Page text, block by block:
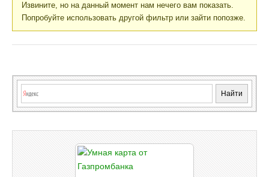
Извините, но на данный момент нам нечего вам показать.
Попробуйте использовать другой фильтр или зайти попозже.